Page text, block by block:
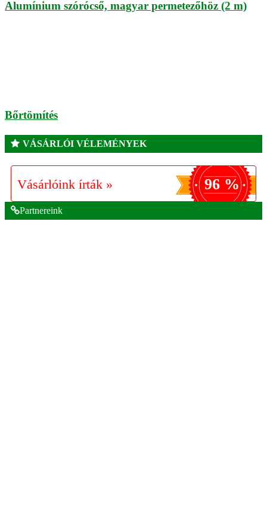
Alumínium szórócső, magyar permetezőhöz (2 m)
Bőrtömítés
VÁSÁRLÓI VÉLEMÉNYEK
Vásárlóink írták » 96 %
Partnereink